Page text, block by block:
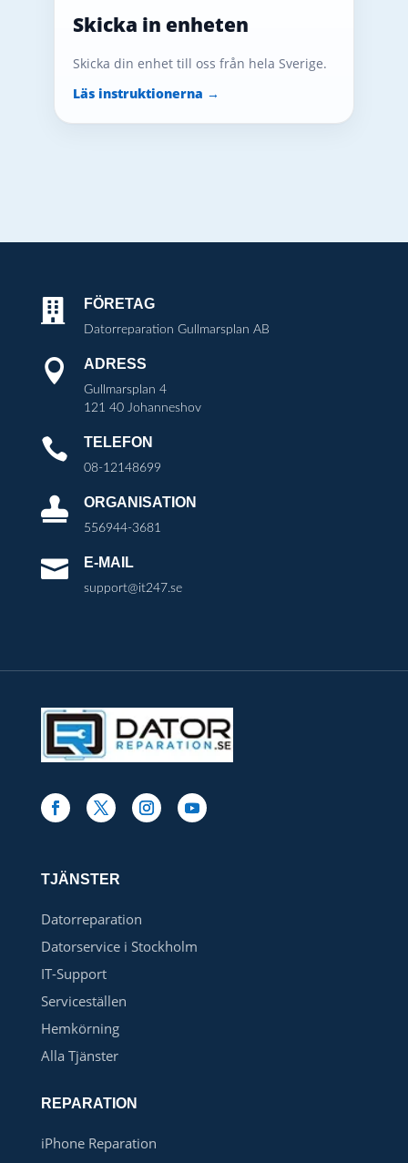
Skicka in enheten
Skicka din enhet till oss från hela Sverige.
Läs instruktionerna →
 FÖRETAG
Datorreparation Gullmarsplan AB
 ADRESS
Gullmarsplan 4
121 40 Johanneshov
 TELEFON
08-12148699
 ORGANISATION
556944-3681
 E-MAIL
support@it247.se
TJÄNSTER
Datorreparation
Datorservice i Stockholm
IT-Support
Serviceställen
Hemkörning
Alla Tjänster
REPARATION
iPhone Reparation